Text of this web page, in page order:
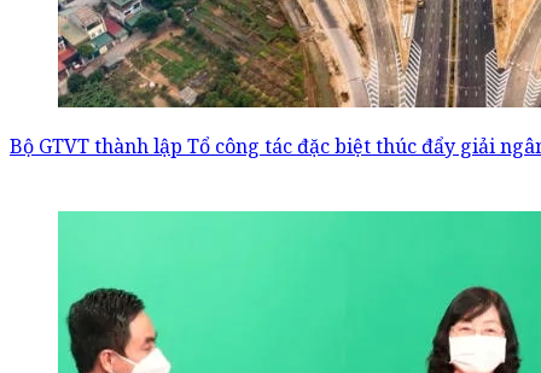
Bộ GTVT thành lập Tổ công tác đặc biệt thúc đẩy giải